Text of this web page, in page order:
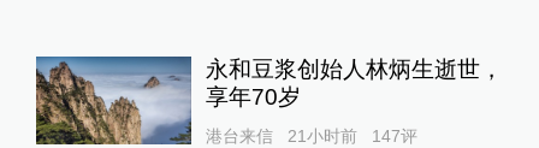
永和豆浆创始人林炳生逝世，
享年70岁
港台来信 21小时前 147评